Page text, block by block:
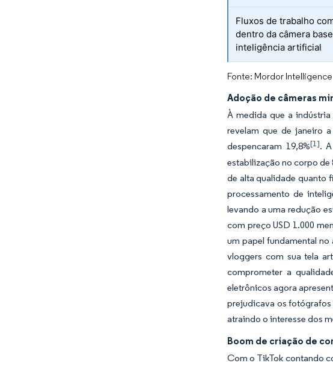
Fluxos de trabalho
dentro da câmera
inteligência artificial
Fonte: Mordor Intelligence
Adoção de câmeras
À medida que a
revelam que de janeiro
despencaram 19,8%[1].
estabilização no corpo
de alta qualidade quanto
processamento de
levando a uma redução
com preço USD 1.000
um papel fundamental no
vloggers com sua tela
comprometer a
eletrônicos agora
prejudicava os
atraindo o interesse dos
Boom de criação de
Com o TikTok contando